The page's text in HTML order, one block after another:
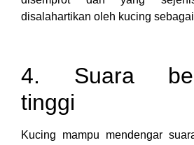
disalahartikan oleh kucing
4. Suara
tinggi
Kucing mampu mendengar